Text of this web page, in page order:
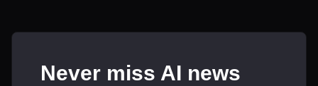
Never miss AI news